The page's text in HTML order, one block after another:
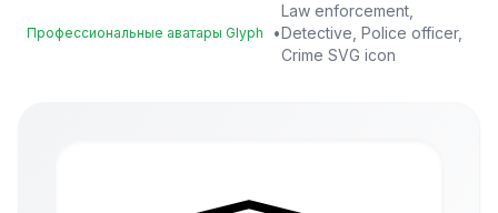
Профессиональные аватары Glyph •
Law enforcement,
Detective, Police officer,
Crime SVG icon